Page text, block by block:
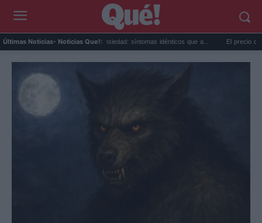
Últimas Noticias- Noticias Que!:
Calor extremo y ansiedad: síntomas idénticos que a... El precio de la